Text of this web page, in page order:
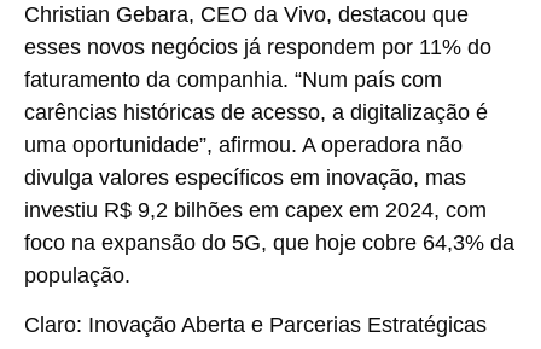
Christian Gebara, CEO da Vivo, destacou que
esses novos negócios já respondem por 11% do
faturamento da companhia. “Num país com
carências históricas de acesso, a digitalização é
uma oportunidade”, afirmou. A operadora não
divulga valores específicos em inovação, mas
investiu R$ 9,2 bilhões em capex em 2024, com
foco na expansão do 5G, que hoje cobre 64,3% da
população.
Claro: Inovação Aberta e Parcerias Estratégicas